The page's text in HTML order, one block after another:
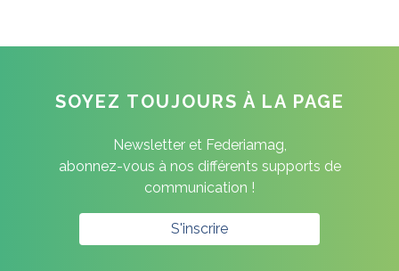
SOYEZ TOUJOURS À LA PAGE
Newsletter et Federiamag,
abonnez-vous à nos différents supports de
communication !
S'inscrire